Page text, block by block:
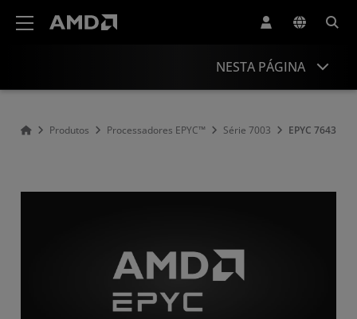
NESTA PÁGINA
Produtos Processadores EPYC™ Série 7003 EPYC 7643